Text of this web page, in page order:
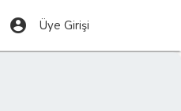
account_circle Üye Girişi